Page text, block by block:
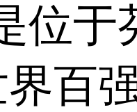
位于
百